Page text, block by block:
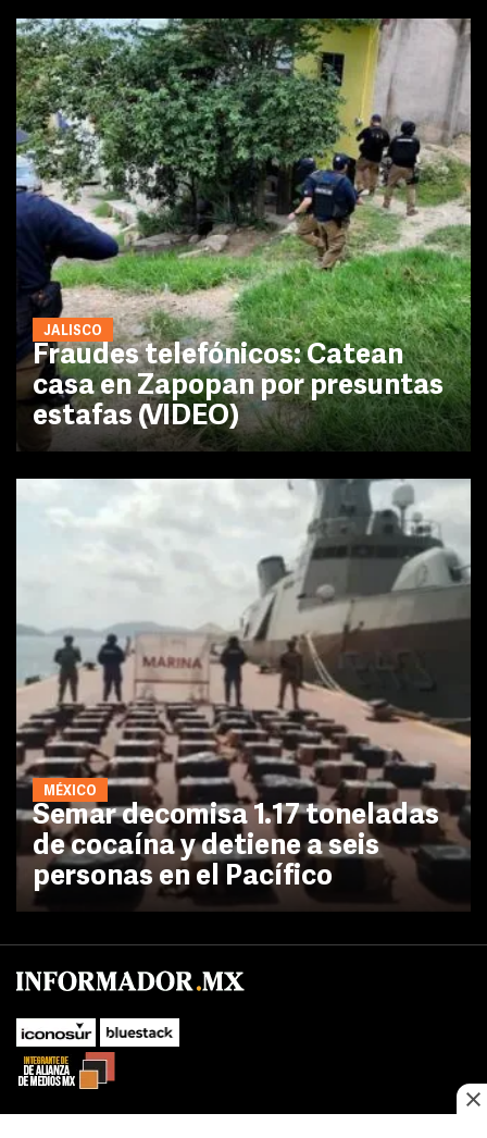
JALISCO
Fraudes telefónicos: Catean
casa en Zapopan por presuntas
estafas (VIDEO)
MÉXICO
Semar decomisa 1.17 toneladas
de cocaína y detiene a seis
personas en el Pacífico